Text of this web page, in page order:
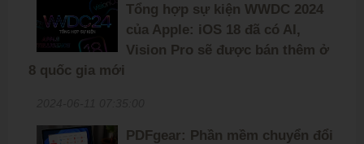
Tổng hợp sự kiện WWDC 2024
của Apple: iOS 18 đã có AI,
Vision Pro sẽ được bán thêm ở
8 quốc gia mới
PDFgear: Phần mềm chuyển đổi